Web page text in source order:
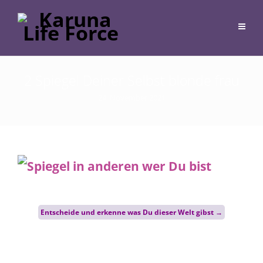
Post
navigation
Entscheide und erkenne was Du dieser Welt gibst →